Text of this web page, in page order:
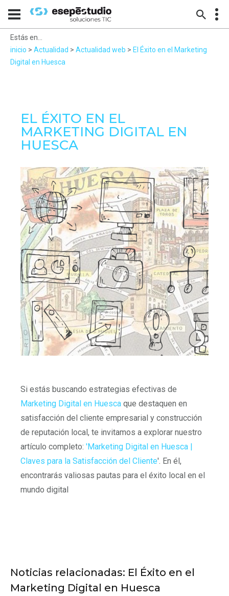
Estás en...
inicio > Actualidad > Actualidad web > El Éxito en el Marketing
Digital en Huesca
EL ÉXITO EN EL
MARKETING DIGITAL EN
HUESCA
Si estás buscando estrategias efectivas de
Marketing Digital en Huesca que destaquen en
satisfacción del cliente empresarial y construcción
de reputación local, te invitamos a explorar nuestro
artículo completo: 'Marketing Digital en Huesca |
Claves para la Satisfacción del Cliente'. En él,
encontrarás valiosas pautas para el éxito local en el
mundo digital
Noticias relacionadas: El Éxito en el
Marketing Digital en Huesca